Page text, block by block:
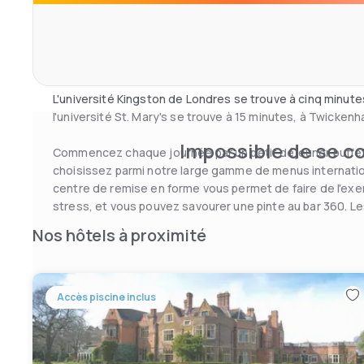
âges. Les familles apprécieront certainement le
ordinateurs et imprimantes, et cinq salles de réunions
L'université Kingston de Londres se trouve à cinq
l'université St. Mary's se trouve à 15 minutes, à
Commencez chaque journée par un petit déjeuner
choisissez parmi notre large gamme de menus
centre de remise en forme vous permet de faire de
stress, et vous pouvez savourer une pinte au bar 360.
Impossible de se
Nos hôtels à proximité
Accès piscine inclus